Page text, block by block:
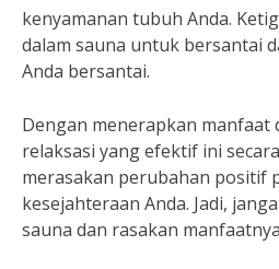
kenyamanan tubuh Anda.
dalam sauna untuk bersantai
Anda bersantai.
Dengan menerapkan manfaat
relaksasi yang efektif ini
merasakan perubahan positif
kesejahteraan Anda. Jadi,
sauna dan rasakan